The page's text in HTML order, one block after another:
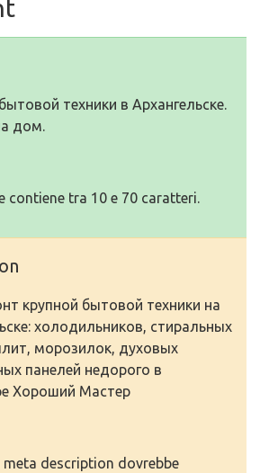
техники в Архангельске.
дом.
contiene tra 10 e 70 caratteri.
крупной бытовой техники на
холодильников, стиральных
морозилок, духовых
панелей недорого в
Хороший Мастер
meta description dovrebbe